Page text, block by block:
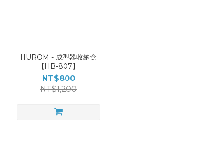
HUROM - 成型器收納盒
【HB-807】
NT$800
NT$1,200